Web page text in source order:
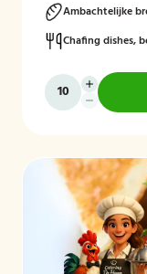
Ambachtelijke
Chafing dishes,